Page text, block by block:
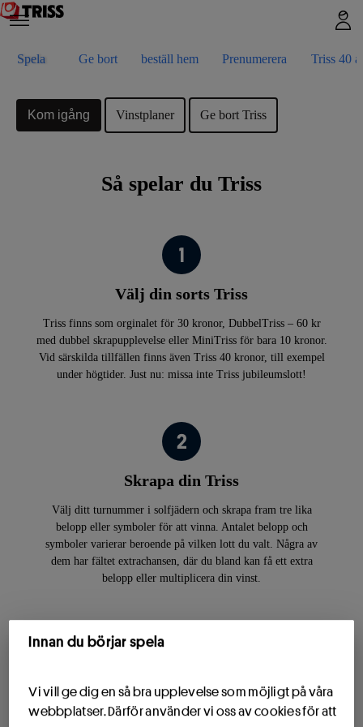
Spela Ge bort beställ hem Prenumerera Triss 40
Kom igång Vinstplaner Ge bort Triss
Så spelar du Triss
Välj din sorts Triss
Triss finns som orginalet för 30 kronor, DubbelTriss – 60 kr
med dubbel skrapupplevelse eller MiniTriss för bara 10 kronor.
Vid särskilda tillfällen finns även Triss 40 kronor, till exempel
under högtider. Just nu: missa inte Triss jubileumslott!
Skrapa din Triss
Välj ditt turnummer i solfjädern och skrapa fram tre lika
belopp eller symboler för att vinna. Antalet belopp och
symboler varierar beroende på vilken lott du valt. Några av
dem har fältet extrachansen, där du bland kan få ett extra
belopp eller multiplicera din vinst.
Kontrollera din Triss
När du börjat skrapa dyker knappen "Kontrollera vinst" upp
Innan du börjar spela
Vi vill ge dig en så bra upplevelse som möjligt på våra
webbplatser. Därför använder vi oss av cookies för att